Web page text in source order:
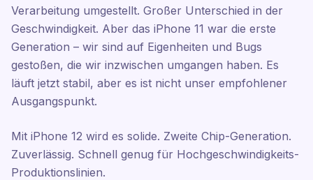
Verarbeitung umgestellt. Großer Unterschied in der
Geschwindigkeit. Aber das iPhone 11 war die erste
Generation – wir sind auf Eigenheiten und Bugs
gestoßen, die wir inzwischen umgangen haben. Es
läuft jetzt stabil, aber es ist nicht unser empfohlener
Ausgangspunkt.
Mit iPhone 12 wird es solide. Zweite Chip-Generation.
Zuverlässig. Schnell genug für Hochgeschwindigkeits-
Produktionslinien.